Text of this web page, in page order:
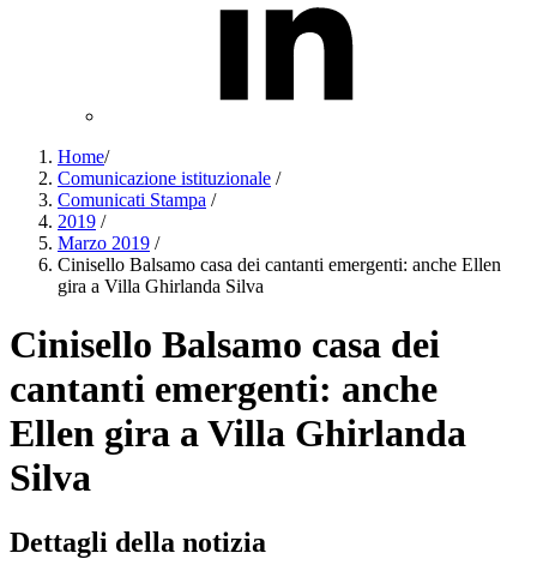
Home/
Comunicazione istituzionale /
Comunicati Stampa /
2019 /
Marzo 2019 /
Cinisello Balsamo casa dei cantanti emergenti: anche Ellen
gira a Villa Ghirlanda Silva
Cinisello Balsamo casa dei
cantanti emergenti: anche
Ellen gira a Villa Ghirlanda
Silva
Dettagli della notizia